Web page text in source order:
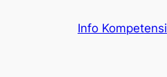
Info Kompetensi